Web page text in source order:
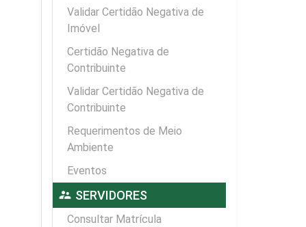
Validar Certidão Negativa de
Imóvel
Certidão Negativa de
Contribuinte
Validar Certidão Negativa de
Contribuinte
Requerimentos de Meio
Ambiente
Eventos
supervisor_account SERVIDORES
Consultar Matrícula